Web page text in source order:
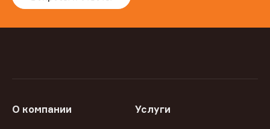
О компании Услуги